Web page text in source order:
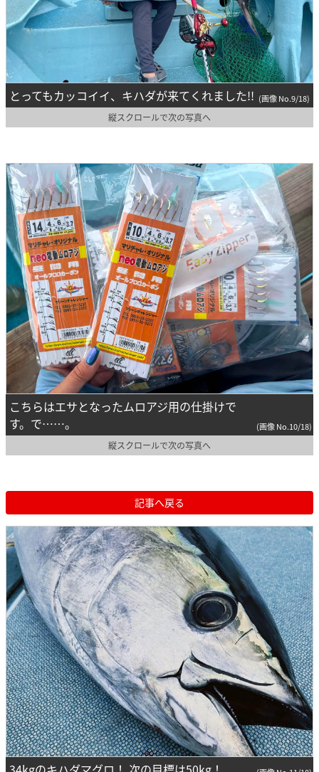
とってもカッコイイ、キハダが来てくれました!! (画像 No.9/18)
縦スクロールで次の写真へ
こちらはエサとなったムロアジ用の仕掛けで
す。で……。
(画像 No.10/18)
縦スクロールで次の写真へ
記事へ戻る